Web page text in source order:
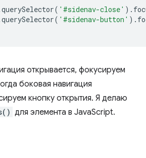
querySelector( '#sidenav-close' ).
querySelector( '#sidenav-button' ).
открывается, фокусируем
боковая навигация
кнопку открытия. Я делаю
для элемента в JavaScript.